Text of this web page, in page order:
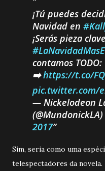
¡Tú puedes
Navidad en
¡Serás pieza
contamos TODO:
➡️https://t.co/
pic.twitter.com/
— Nickelodeon
(@MundonickLA)
2017
Sim, seria como uma
telespectadores da